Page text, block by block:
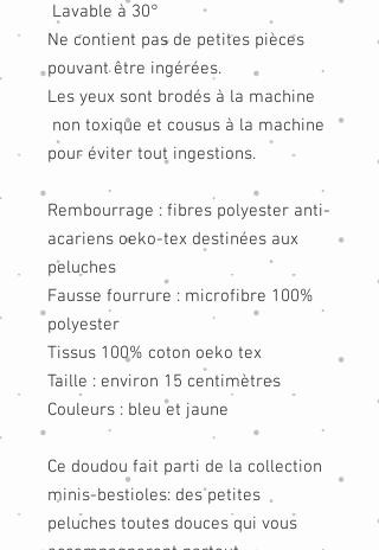
Lavable à 30°
Ne contient pas de petites pièces
pouvant être ingérées.
Les yeux sont brodés à la machine
non toxique et cousus à la machine
pour éviter tout ingestions.
Rembourrage : fibres polyester anti-
acariens oeko-tex destinées aux
peluches
Fausse fourrure : microfibre 100%
polyester
Tissus 100% coton oeko tex
Taille : environ 15 centimètres
Couleurs : bleu et jaune
Ce doudou fait parti de la collection
minis-bestioles: des petites
peluches toutes douces qui vous